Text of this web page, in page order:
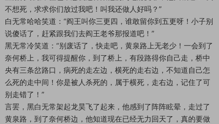
不想死，求求你们放过我吧！叫我还做人好吗？”
白无常哈哈笑道：“阎王叫你三更四，谁敢留你到五更呀！小子别
说傻话了，赶紧跟我们去阎王老爷那报道吧！”
黑无常冷笑道：“别废话了，快走吧，黄泉路上无老少！一会到了
奈何桥上，我可得提醒你，到了桥上，有段路得你自己走，桥中
央有三条岔路口，病死的走左边，横死的走右边，不知道自己怎
么死的走中间！你是被人杀死的，属于横死，走右边，记住了可
别走错了！”
言罢，黑白无常架起龙昊飞了起来，他感到了阵阵眩晕，走过了
黄泉路，到了奈何桥边，他知道现在已经无力回天了，真的要做